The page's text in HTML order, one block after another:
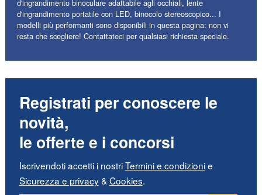
d'ingrandimento binoculare adattabile agli occhiali, lente
d'ingrandimento portatile con LED, binocolo stereoscopico... I
modelli più performanti sono disponibili in questa pagina: non vi
resta che scegliere! Contattateci per qualsiasi richiesta speciale.
Registrati per conoscere le
novità,
le offerte e i concorsi
Iscrivendoti accetti i nostriTermini e condizionie
Sicurezza e privacy& Cookies.